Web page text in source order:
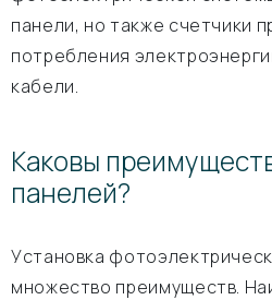
панели, но также счетчики
потребления
кабели.
Каковы
панелей?
Установка
множество преимуществ.